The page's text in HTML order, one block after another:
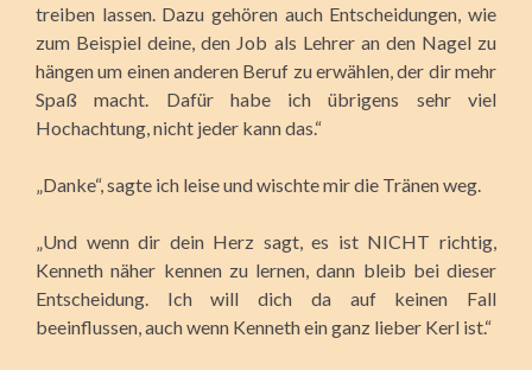
treiben lassen. Dazu gehören auch Entscheidungen, wie
zum Beispiel deine, den Job als Lehrer an den Nagel zu
hängen um einen anderen Beruf zu erwählen, der dir mehr
Spaß macht. Dafür habe ich übrigens sehr viel
Hochachtung, nicht jeder kann das.“
„Danke“, sagte ich leise und wischte mir die Tränen weg.
„Und wenn dir dein Herz sagt, es ist NICHT richtig,
Kenneth näher kennen zu lernen, dann bleib bei dieser
Entscheidung. Ich will dich da auf keinen Fall
beeinflussen, auch wenn Kenneth ein ganz lieber Kerl ist.“